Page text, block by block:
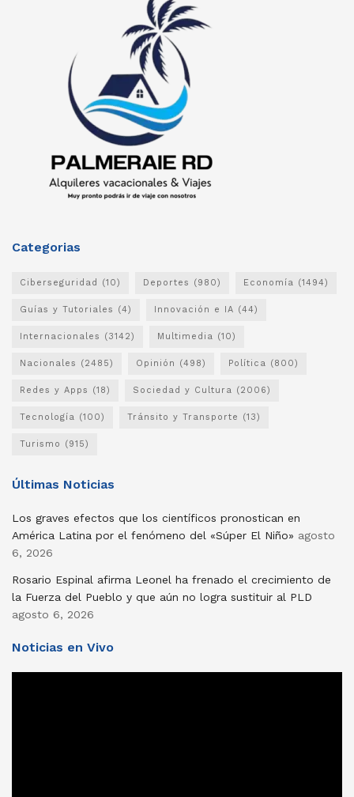
Categorias
Ciberseguridad (10) Deportes (980) Economía (1494)
Guías y Tutoriales (4) Innovación e IA (44)
Internacionales (3142) Multimedia (10)
Nacionales (2485) Opinión (498) Política (800)
Redes y Apps (18) Sociedad y Cultura (2006)
Tecnología (100) Tránsito y Transporte (13)
Turismo (915)
Últimas Noticias
Los graves efectos que los científicos pronostican en
América Latina por el fenómeno del «Súper El Niño» agosto
6, 2026
Rosario Espinal afirma Leonel ha frenado el crecimiento de
la Fuerza del Pueblo y que aún no logra sustituir al PLD
agosto 6, 2026
Noticias en Vivo